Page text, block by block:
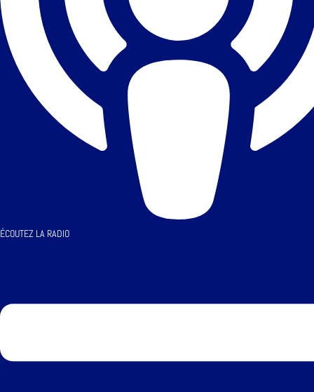
ÉCOUTEZ LA RADIO